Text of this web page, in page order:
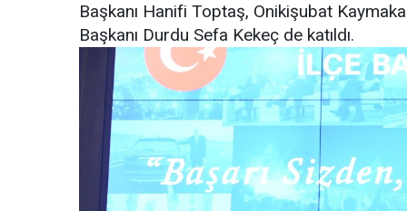
Başkanı Hanifi Toptaş, Onikişubat
Başkanı Durdu Sefa Kekeç de katıldı.